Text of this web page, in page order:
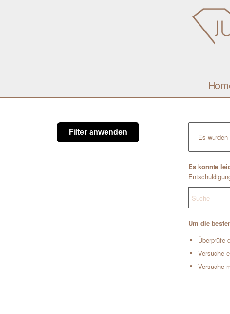
Es
Es konnte
Um die
Überprüfe
Versuche
Versuche
Filter anwenden